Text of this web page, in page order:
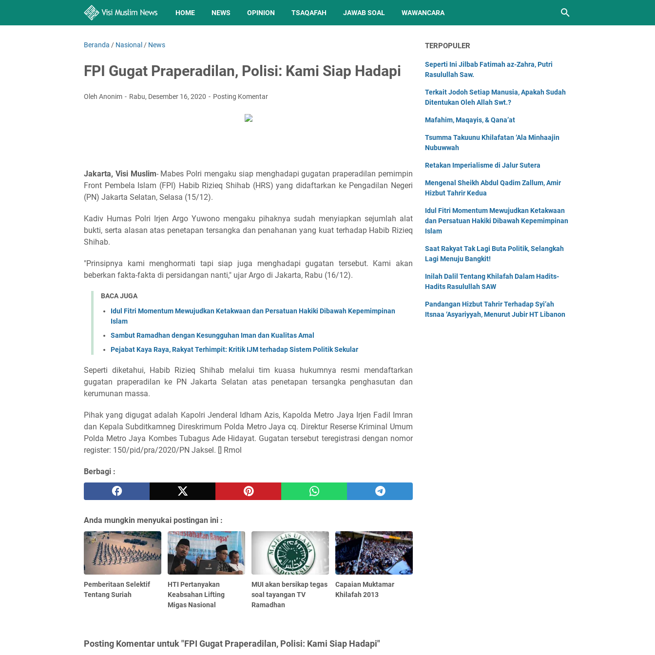
HOME NEWS OPINION TSAQAFAH JAWAB SOAL WAWANCARA
Beranda / Nasional / News
FPI Gugat Praperadilan, Polisi: Kami Siap Hadapi
Oleh Anonim Rabu, Desember 16, 2020 Posting Komentar
Jakarta, Visi Muslim- Mabes Polri mengaku siap menghadapi gugatan praperadilan pemimpin
Front Pembela Islam (FPI) Habib Rizieq Shihab (HRS) yang didaftarkan ke Pengadilan Negeri
(PN) Jakarta Selatan, Selasa (15/12).
Kadiv Humas Polri Irjen Argo Yuwono mengaku pihaknya sudah menyiapkan sejumlah alat
bukti, serta alasan atas penetapan tersangka dan penahanan yang kuat terhadap Habib Rizieq
Shihab.
"Prinsipnya kami menghormati tapi siap juga menghadapi gugatan tersebut. Kami akan
beberkan fakta-fakta di persidangan nanti," ujar Argo di Jakarta, Rabu (16/12).
BACA JUGA
Idul Fitri Momentum Mewujudkan Ketakwaan dan Persatuan Hakiki Dibawah Kepemimpinan
Islam
Sambut Ramadhan dengan Kesungguhan Iman dan Kualitas Amal
Pejabat Kaya Raya, Rakyat Terhimpit: Kritik IJM terhadap Sistem Politik Sekular
Seperti diketahui, Habib Rizieq Shihab melalui tim kuasa hukumnya resmi mendaftarkan
gugatan praperadilan ke PN Jakarta Selatan atas penetapan tersangka penghasutan dan
kerumunan massa.
Pihak yang digugat adalah Kapolri Jenderal Idham Azis, Kapolda Metro Jaya Irjen Fadil Imran
dan Kepala Subditkamneg Direskrimum Polda Metro Jaya cq. Direktur Reserse Kriminal Umum
Polda Metro Jaya Kombes Tubagus Ade Hidayat. Gugatan tersebut teregistrasi dengan nomor
register: 150/pid/pra/2020/PN Jaksel. [] Rmol
Berbagi :
Anda mungkin menyukai postingan ini :
Pemberitaan Selektif
Tentang Suriah
HTI Pertanyakan
Keabsahan Lifting
Migas Nasional
MUI akan bersikap tegas
soal tayangan TV
Ramadhan
Capaian Muktamar
Khilafah 2013
Posting Komentar untuk "FPI Gugat Praperadilan, Polisi: Kami Siap Hadapi"
TERPOPULER
Seperti Ini Jilbab Fatimah az-Zahra, Putri
Rasulullah Saw.
Terkait Jodoh Setiap Manusia, Apakah Sudah
Ditentukan Oleh Allah Swt.?
Mafahim, Maqayis, & Qana’at
Tsumma Takuunu Khilafatan ‘Ala Minhaajin
Nubuwwah
Retakan Imperialisme di Jalur Sutera
Mengenal Sheikh Abdul Qadim Zallum, Amir
Hizbut Tahrir Kedua
Idul Fitri Momentum Mewujudkan Ketakwaan
dan Persatuan Hakiki Dibawah Kepemimpinan
Islam
Saat Rakyat Tak Lagi Buta Politik, Selangkah
Lagi Menuju Bangkit!
Inilah Dalil Tentang Khilafah Dalam Hadits-
Hadits Rasulullah SAW
Pandangan Hizbut Tahrir Terhadap Syi’ah
Itsnaa ‘Asyariyyah, Menurut Jubir HT Libanon